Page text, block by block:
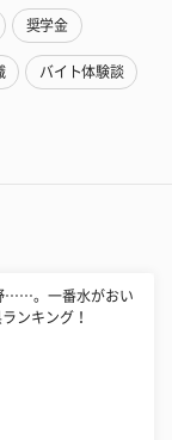
奨学金
バイト体験談
……。一番水がおい
ンキング！